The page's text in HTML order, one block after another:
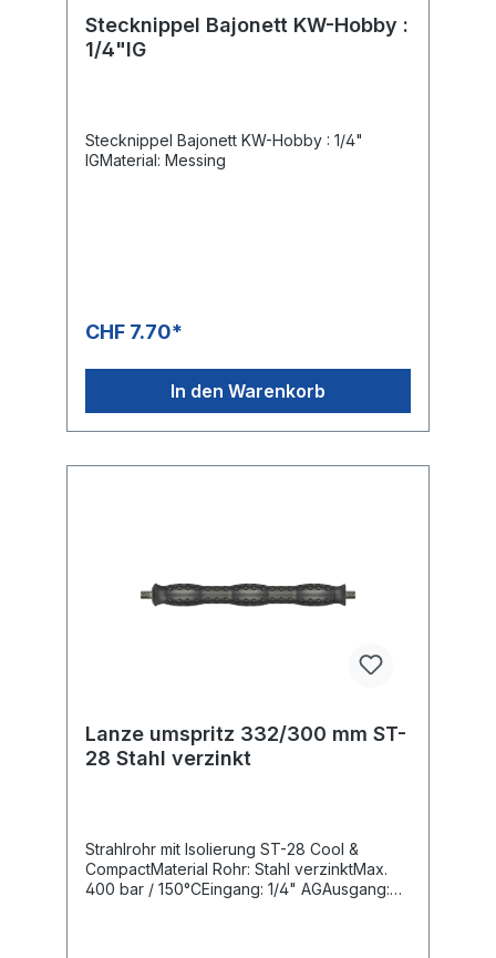
Stecknippel Bajonett KW-Hobby :
1/4"IG
Stecknippel Bajonett KW-Hobby : 1/4"
IGMaterial: Messing
CHF 7.70*
In den Warenkorb
Lanze umspritz 332/300 mm ST-
28 Stahl verzinkt
Strahlrohr mit Isolierung ST-28 Cool &
CompactMaterial Rohr: Stahl verzinktMax.
400 bar / 150°CEingang: 1/4" AGAusgang: